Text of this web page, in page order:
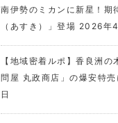
南伊勢のミカンに新星！期
（あすき）」登場 2026年
【地域密着ルポ】香良洲
問屋 丸政商店」の爆安特売
日